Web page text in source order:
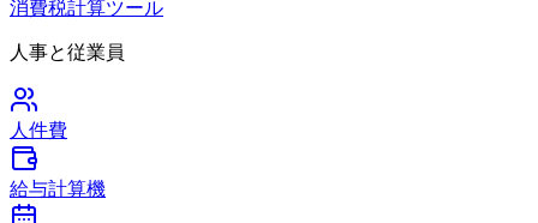
消費税計算ツール
人事と従業員
人件費
給与計算機